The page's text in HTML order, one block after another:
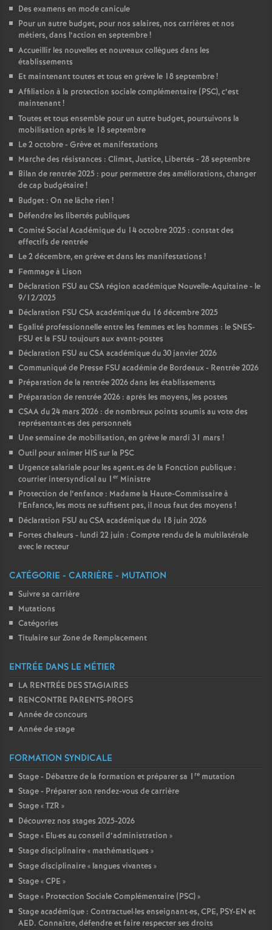
Des examens en mode canicule
Pour un autre budget, pour nos salaires, nos carrières et nos
métiers, dans l’action en septembre!
Accueillir les nouvelles et nouveaux collègues dans les
établissements
Et maintenant toutes et tous en grève le 18 septembre!
Affiliation à la protection sociale complémentaire (PSC), c’est
maintenant!
Toutes et tous ensemble pour un autre budget, poursuivons la
mobilisation après le 18 septembre
Le 2 octobre - Grève et manifestations
Marche des résistances : Climat, Justice, Libertés - 28 septembre
Bilan de rentrée 2025 : pour permettre des améliorations, changer
de cap budgétaire!
Budget : On ne lâche rien !
Défendre les libertés publiques
Comité Social Académique du 14 octobre 2025 : constat des
effectifs de rentrée
Le 2 décembre, en grève et dans les manifestations !
Femmage à Lison
Déclaration FSU au CSA région académique Nouvelle-Aquitaine - le
9/12/2025
Déclaration FSU CSA académique du 16 décembre 2025
Egalité professionnelle entre les femmes et les hommes : le SNES-
FSU et la FSU toujours aux avant-postes
Déclaration FSU au CSA académique du 30 janvier 2026
Communiqué de Presse FSU académie de Bordeaux - Rentrée 2026
Préparation de la rentrée 2026 dans les établissements
Préparation de rentrée 2026 : après les moyens, les postes
CSAA du 24 mars 2026 : de nombreux points soumis au vote des
représentant·es des personnels
Une semaine de mobilisation, en grève le mardi 31 mars !
Outil pour animer HIS sur la PSC
Urgence salariale pour les agent.es de la Fonction publique :
courrier intersyndical au 1 er Ministre
Protection de l’enfance : Madame la Haute-Commissaire à
l’Enfance, les mots ne suffisent pas, il nous faut des moyens !
Déclaration FSU au CSA académique du 18 juin 2026
Fortes chaleurs - lundi 22 juin : Compte rendu de la multilatérale
avec le recteur
CATÉGORIE - CARRIÈRE - MUTATION
Suivre sa carrière
Mutations
Catégories
Titulaire sur Zone de Remplacement
ENTRÉE DANS LE MÉTIER
LA RENTRÉE DES STAGIAIRES
RENCONTRE PARENTS-PROFS
Année de concours
Année de stage
FORMATION SYNDICALE
Stage - Débattre de la formation et préparer sa 1 re mutation
Stage - Préparer son rendez-vous de carrière
Stage «TZR »
Découvrez nos stages 2025-2026
Stage « Elu·es au conseil d’administration »
Stage disciplinaire « mathématiques »
Stage disciplinaire « langues vivantes »
Stage «CPE »
Stage « Protection Sociale Complémentaire (PSC)»
Stage académique : Contractuel·les enseignant·es, CPE, PSY-EN et
AED. Connaître, défendre et faire respecter ses droits